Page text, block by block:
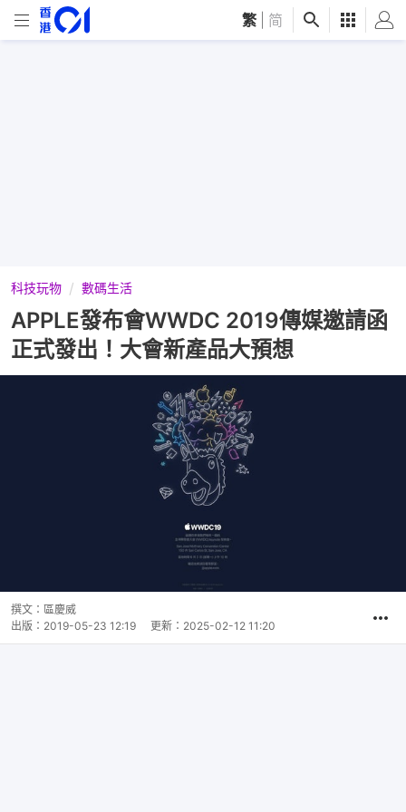
繁 简
科技玩物 數碼生活
APPLE發布會WWDC 2019傳媒邀請函
正式發出！大會新產品大預想
撰文： 區慶威
出版： 2019-05-23 12:19 更新： 2025-02-12 11:20